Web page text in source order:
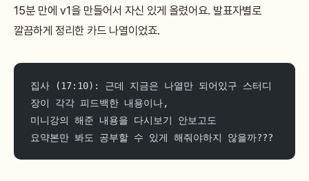
15분 만에 v1을 만들어서 자신 있게 올렸어요. 발표자별로
깔끔하게 정리한 카드 나열이었죠.
집사 (17:10): 근데 지금은 나열만 되어있구 스터디
장이 각각 피드백한 내용이나,
미니강의 해준 내용을 다시보기 안보고도
요약본만 봐도 공부할 수 있게 해줘야하지 않을까???